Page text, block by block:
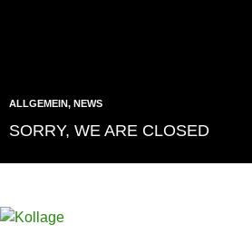
ALLGEMEIN, NEWS
SORRY, WE ARE CLOSED